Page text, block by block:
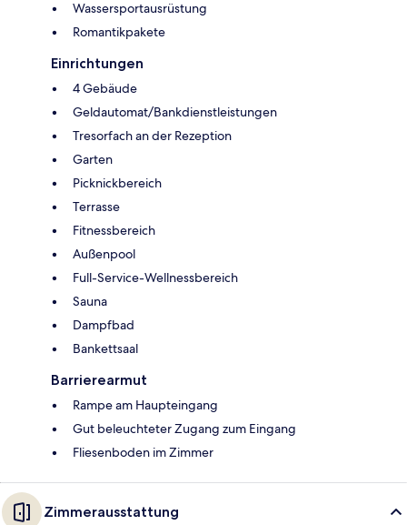
Wassersportausrüstung
Romantikpakete
Einrichtungen
4 Gebäude
Geldautomat/Bankdienstleistungen
Tresorfach an der Rezeption
Garten
Picknickbereich
Terrasse
Fitnessbereich
Außenpool
Full-Service-Wellnessbereich
Sauna
Dampfbad
Bankettsaal
Barrierearmut
Rampe am Haupteingang
Gut beleuchteter Zugang zum Eingang
Fliesenboden im Zimmer
Zimmerausstattung